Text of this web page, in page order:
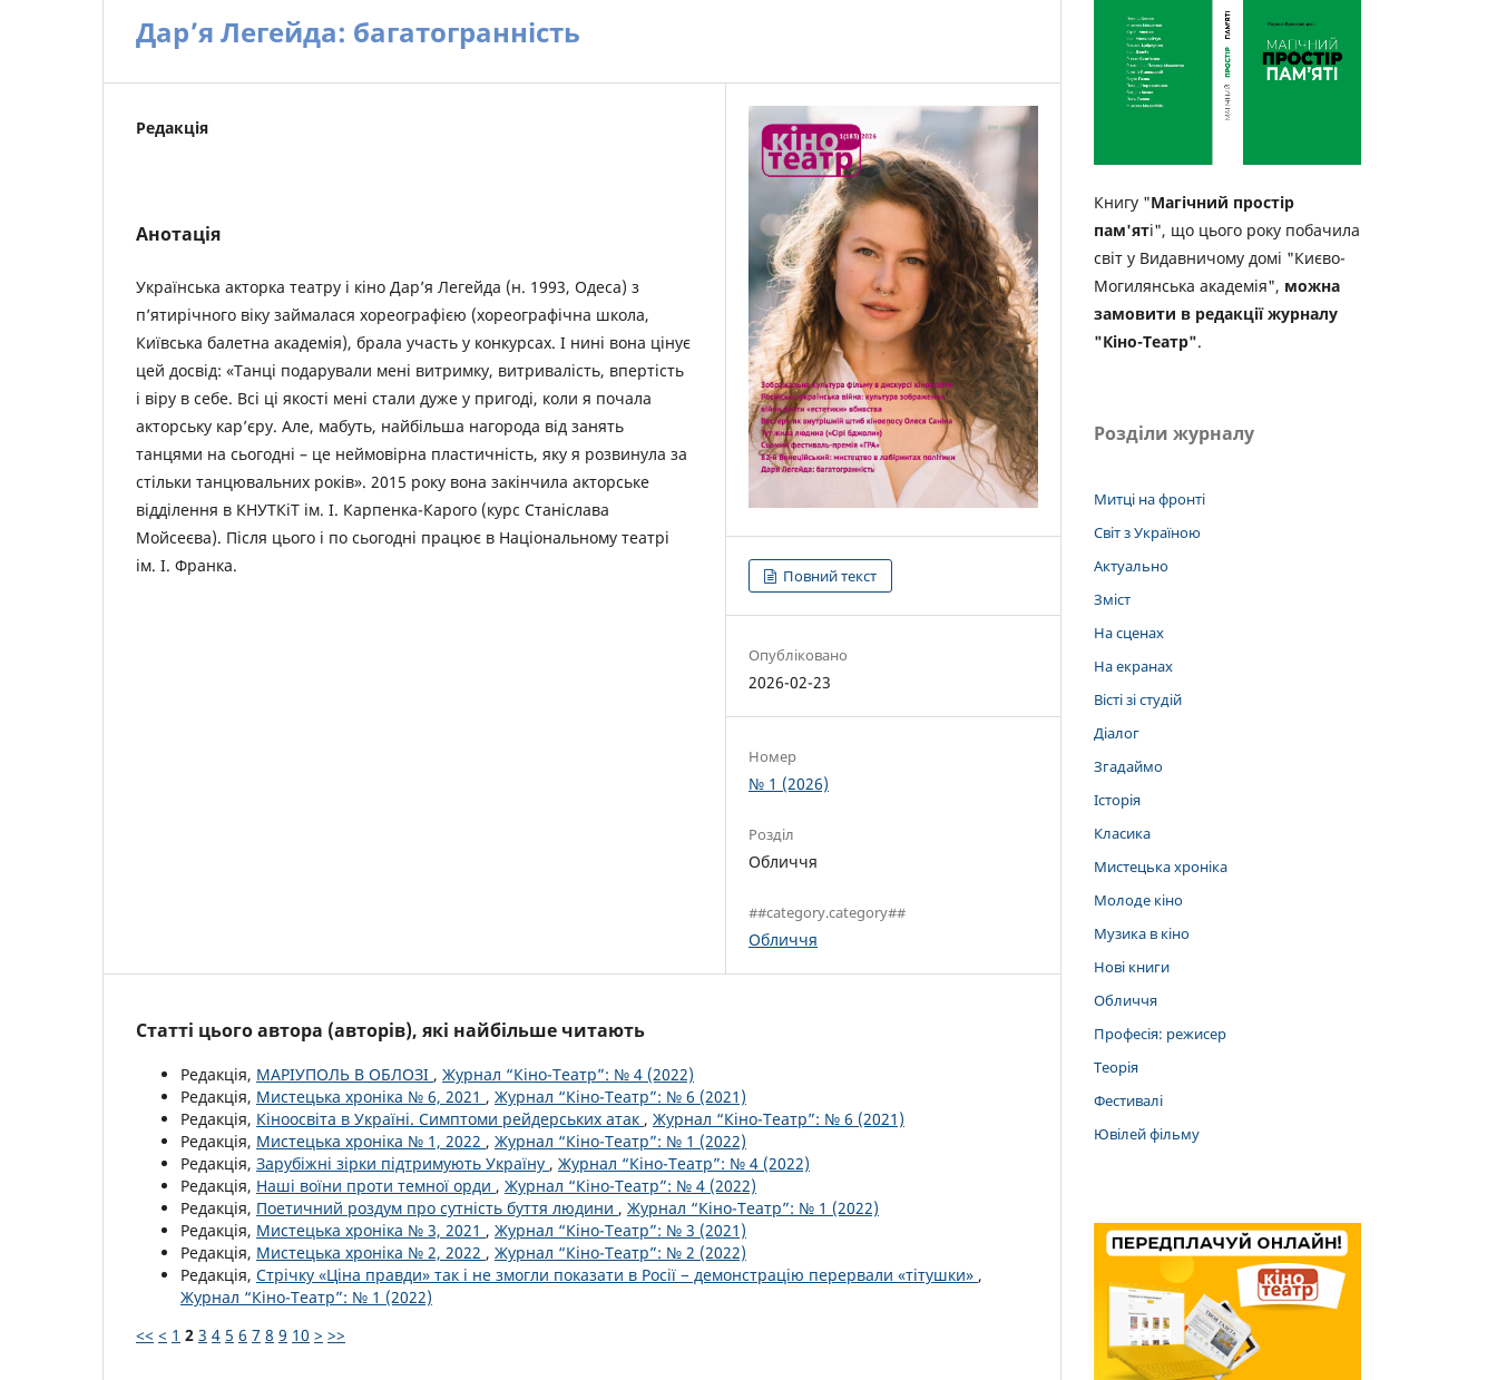
Дар’я Легейда: багатогранність
Редакція
Анотація
Українська акторка театру і кіно Дар’я Легейда (н. 1993, Одеса) з
п’ятирічного віку займалася хореографією (хореографічна школа,
Київська балетна академія), брала участь у конкурсах. І нині вона цінує
цей досвід: «Танці подарували мені витримку, витривалість, впертість
і віру в себе. Всі ці якості мені стали дуже у пригоді, коли я почала
акторську кар’єру. Але, мабуть, найбільша нагорода від занять
танцями на сьогодні – це неймовірна пластичність, яку я розвинула за
стільки танцювальних років». 2015 року вона закінчила акторське
відділення в КНУТКіТ ім. І. Карпенка-Карого (курс Станіслава
Мойсеєва). Після цього і по сьогодні працює в Національному театрі
ім. І. Франка.
Повний текст
Опубліковано
2026-02-23
Номер
№ 1 (2026)
Розділ
Обличчя
##category.category##
Обличчя
Статті цього автора (авторів), які найбільше читають
Редакція, МАРІУПОЛЬ В ОБЛОЗІ , Журнал “Кіно-Театр”: № 4 (2022)
Редакція, Мистецька хроніка № 6, 2021 , Журнал “Кіно-Театр”: № 6 (2021)
Редакція, Кіноосвіта в Україні. Симптоми рейдерських атак , Журнал “Кіно-Театр”: № 6 (2021)
Редакція, Мистецька хроніка № 1, 2022 , Журнал “Кіно-Театр”: № 1 (2022)
Редакція, Зарубіжні зірки підтримують Україну , Журнал “Кіно-Театр”: № 4 (2022)
Редакція, Наші воїни проти темної орди , Журнал “Кіно-Театр”: № 4 (2022)
Редакція, Поетичний роздум про сутність буття людини , Журнал “Кіно-Театр”: № 1 (2022)
Редакція, Мистецька хроніка № 3, 2021 , Журнал “Кіно-Театр”: № 3 (2021)
Редакція, Мистецька хроніка № 2, 2022 , Журнал “Кіно-Театр”: № 2 (2022)
Редакція, Стрічку «Ціна правди» так і не змогли показати в Росії − демонстрацію перервали «тітушки» ,
Журнал “Кіно-Театр”: № 1 (2022)
<< < 1 2 3 4 5 6 7 8 9 10 > >>
Книгу "Магічний простір
пам'яті", що цього року побачила
світ у Видавничому домі "Києво-
Могилянська академія", можна
замовити в редакції журналу
"Кіно-Театр".
Розділи журналу
Митці на фронті
Світ з Україною
Актуально
Зміст
На сценах
На екранах
Вісті зі студій
Діалог
Згадаймо
Історія
Класика
Мистецька хроніка
Молоде кіно
Музика в кіно
Нові книги
Обличчя
Професія: режисер
Теорія
Фестивалі
Ювілей фільму